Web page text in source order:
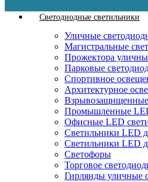
Светодиодные светильники
Уличные
Магистральные
Прожектора
Парковые
Спортивное
Архитектурное
Взрывозащищенные
Промышленные
Офисные LED
Cветильники LED
Светильники LED
Светофоры
Торговое
Гирлянды уличные